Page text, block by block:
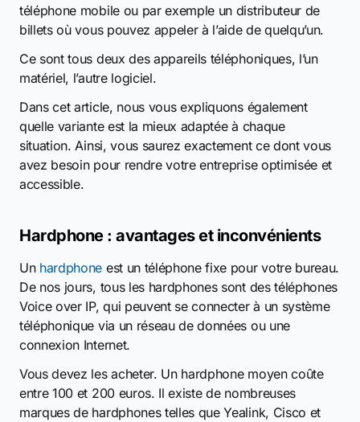
téléphone mobile ou par exemple un distributeur de
billets où vous pouvez appeler à l’aide de quelqu’un.
Ce sont tous deux des appareils téléphoniques, l’un
matériel, l’autre logiciel.
Dans cet article, nous vous expliquons également
quelle variante est la mieux adaptée à chaque
situation. Ainsi, vous saurez exactement ce dont vous
avez besoin pour rendre votre entreprise optimisée et
accessible.
Hardphone : avantages et inconvénients
Un hardphone est un téléphone fixe pour votre bureau.
De nos jours, tous les hardphones sont des téléphones
Voice over IP, qui peuvent se connecter à un système
téléphonique via un réseau de données ou une
connexion Internet.
Vous devez les acheter. Un hardphone moyen coûte
entre 100 et 200 euros. Il existe de nombreuses
marques de hardphones telles que Yealink, Cisco et